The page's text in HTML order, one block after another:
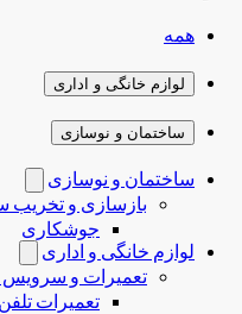
همه
لوازم خانگی و اداری
ساختمان و نوسازی
ساختمان و نوسازی
بازسازی و تخریب
جوشکاری
لوازم خانگی و اداری
تعمیرات و سرویس
تعمیرات